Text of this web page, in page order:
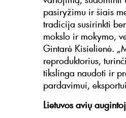
pasiryžimu ir šiais
tradicija susirinkti
mokslo ir mokymo,
Gintarė Kisielienė.
reproduktorius,
tikslinga naudoti ir
pardavimui,
Lietuvos avių